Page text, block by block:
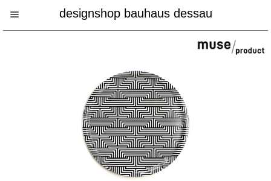
designshop bauhaus dessau